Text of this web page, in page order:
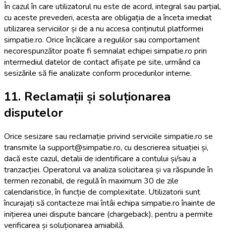
În cazul în care utilizatorul nu este de acord, integral sau parțial,
cu aceste prevederi, acesta are obligația de a înceta imediat
utilizarea serviciilor și de a nu accesa conținutul platformei
simpatie.ro. Orice încălcare a regulilor sau comportament
necorespunzător poate fi semnalat echipei simpatie.ro prin
intermediul datelor de contact afișate pe site, urmând ca
sesizările să fie analizate conform procedurilor interne.
11. Reclamații și soluționarea
disputelor
Orice sesizare sau reclamație privind serviciile simpatie.ro se
transmite la support@simpatie.ro, cu descrierea situației și,
dacă este cazul, detalii de identificare a contului și/sau a
tranzacției. Operatorul va analiza solicitarea și va răspunde în
termen rezonabil, de regulă în maximum 30 de zile
calendaristice, în funcție de complexitate. Utilizatorii sunt
încurajați să contacteze mai întâi echipa simpatie.ro înainte de
inițierea unei dispute bancare (chargeback), pentru a permite
verificarea și soluționarea amiabilă.